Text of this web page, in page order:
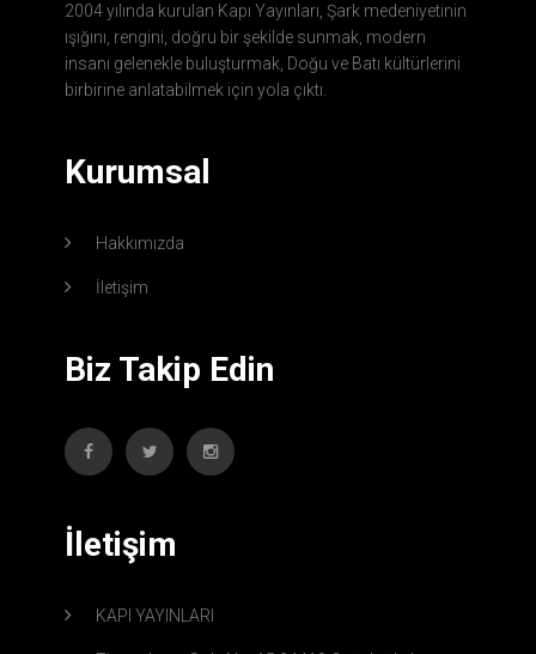
2004 yılında kurulan Kapı Yayınları, Şark medeniyetinin
ışığını, rengini, doğru bir şekilde sunmak, modern
insanı gelenekle buluşturmak, Doğu ve Batı kültürlerini
birbirine anlatabilmek için yola çıktı.
Kurumsal
Hakkımızda
İletişim
Biz Takip Edin
İletişim
KAPI YAYINLARI